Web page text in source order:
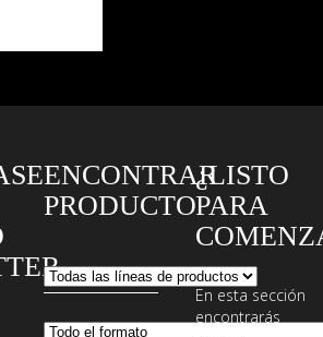
ENCONTRAR
PRODUCTO
¿LISTO
PARA
En esta sección
encontrarás